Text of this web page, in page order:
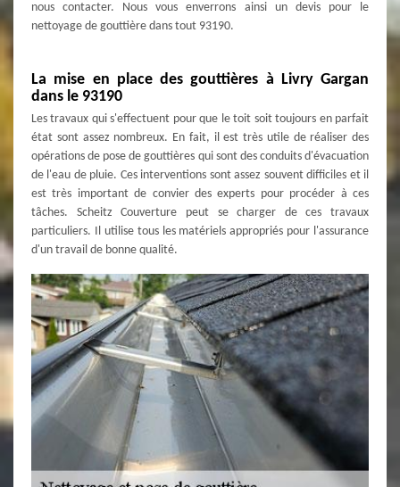
nous contacter. Nous vous enverrons ainsi un devis pour le
nettoyage de gouttière dans tout 93190.
La mise en place des gouttières à Livry Gargan
dans le 93190
Les travaux qui s'effectuent pour que le toit soit toujours en parfait
état sont assez nombreux. En fait, il est très utile de réaliser des
opérations de pose de gouttières qui sont des conduits d'évacuation
de l'eau de pluie. Ces interventions sont assez souvent difficiles et il
est très important de convier des experts pour procéder à ces
tâches. Scheitz Couverture peut se charger de ces travaux
particuliers. Il utilise tous les matériels appropriés pour l'assurance
d'un travail de bonne qualité.